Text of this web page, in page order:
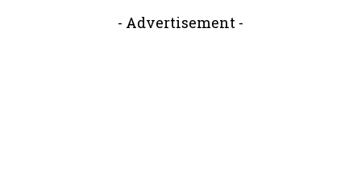
- Advertisement -